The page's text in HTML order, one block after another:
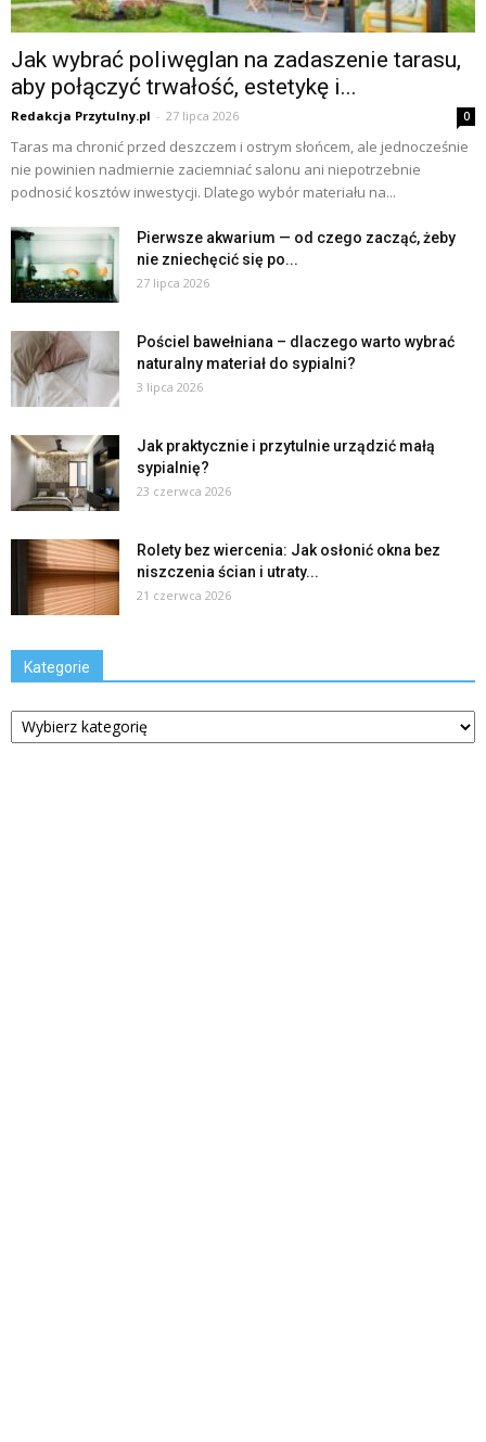
Jak wybrać poliwęglan na zadaszenie tarasu,
aby połączyć trwałość, estetykę i...
Redakcja Przytulny.pl - 27 lipca 2026 0
Taras ma chronić przed deszczem i ostrym słońcem, ale jednocześnie
nie powinien nadmiernie zaciemniać salonu ani niepotrzebnie
podnosić kosztów inwestycji. Dlatego wybór materiału na...
Pierwsze akwarium — od czego zacząć, żeby
nie zniechęcić się po...
27 lipca 2026
Pościel bawełniana – dlaczego warto wybrać
naturalny materiał do sypialni?
3 lipca 2026
Jak praktycznie i przytulnie urządzić małą
sypialnię?
23 czerwca 2026
Rolety bez wiercenia: Jak osłonić okna bez
niszczenia ścian i utraty...
21 czerwca 2026
Kategorie
Kategorie